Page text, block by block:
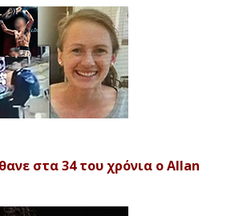
στα 34 του χρόνια ο Allan